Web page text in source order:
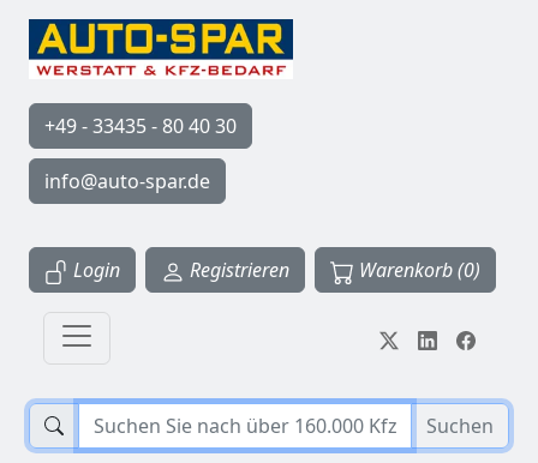
+49 - 33435 - 80 40 30
info@auto-spar.de
Login Registrieren Warenkorb (0)
Suchen